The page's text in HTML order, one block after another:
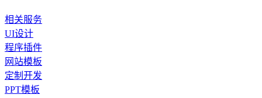
相关服务
UI设计
程序插件
网站模板
定制开发
PPT模板